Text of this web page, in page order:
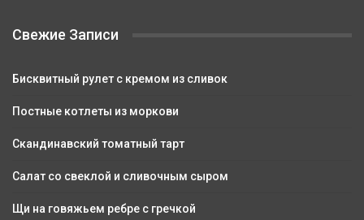
Свежие Записи
Бисквитный рулет с кремом из сливок
Постные котлеты из моркови
Скандинавский томатный тарт
Салат со свеклой и сливочным сыром
Щи на говяжьем ребре с гречкой